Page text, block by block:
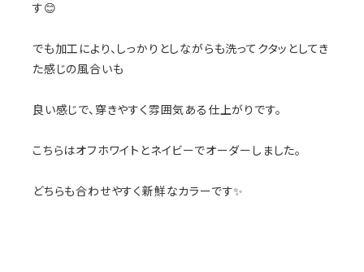
す😊
でも加工により、しっかりとしながらも洗ってクタッとしてき
た感じの風合いも
良い感じで、穿きやすく雰囲気ある仕上がりです。
こちらはオフホワイトとネイビーでオーダーしました。
どちらも合わせやすく新鮮なカラーです✨